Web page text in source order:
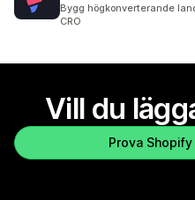
Bygg högkonverterande
CRO
Vill du
Prova